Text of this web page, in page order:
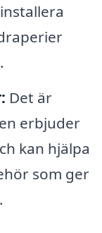
Det är
erbjuder
kan hjälpa
som ger